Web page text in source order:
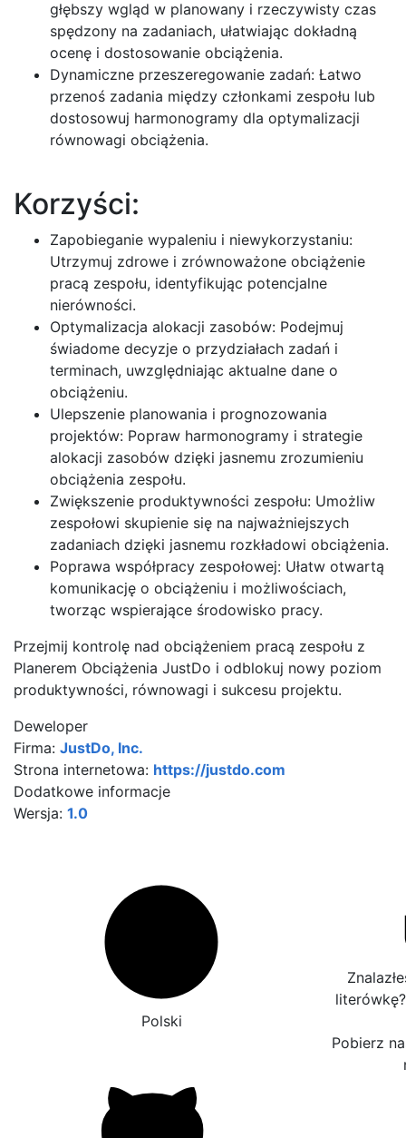
głębszy wgląd w planowany i rzeczywisty czas
spędzony na zadaniach, ułatwiając dokładną
ocenę i dostosowanie obciążenia.
Dynamiczne przeszeregowanie zadań: Łatwo
przenoś zadania między członkami zespołu lub
dostosowuj harmonogramy dla optymalizacji
równowagi obciążenia.
Korzyści:
Zapobieganie wypaleniu i niewykorzystaniu:
Utrzymuj zdrowe i zrównoważone obciążenie
pracą zespołu, identyfikując potencjalne
nierówności.
Optymalizacja alokacji zasobów: Podejmuj
świadome decyzje o przydziałach zadań i
terminach, uwzględniając aktualne dane o
obciążeniu.
Ulepszenie planowania i prognozowania
projektów: Popraw harmonogramy i strategie
alokacji zasobów dzięki jasnemu zrozumieniu
obciążenia zespołu.
Zwiększenie produktywności zespołu: Umożliw
zespołowi skupienie się na najważniejszych
zadaniach dzięki jasnemu rozkładowi obciążenia.
Poprawa współpracy zespołowej: Ułatw otwartą
komunikację o obciążeniu i możliwościach,
tworząc wspierające środowisko pracy.
Przejmij kontrolę nad obciążeniem pracą zespołu z
Planerem Obciążenia JustDo i odblokuj nowy poziom
produktywności, równowagi i sukcesu projektu.
Deweloper
Firma: JustDo, Inc.
Strona internetowa: https://justdo.com
Dodatkowe informacje
Wersja: 1.0
Polski
Pobierz